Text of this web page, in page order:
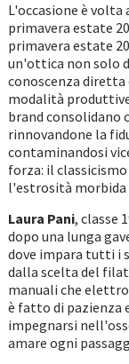
L'occasione è
primavera estate
primavera estate
un'ottica non solo
conoscenza
modalità
brand consolidano
rinnovandone la
contaminandosi
forza: il
l'estrosità morbida
Laura Pani, classe
dopo una lunga
dove impara tutti i
dalla scelta del
manuali che
è fatto di pazienza
impegnarsi
amare ogni